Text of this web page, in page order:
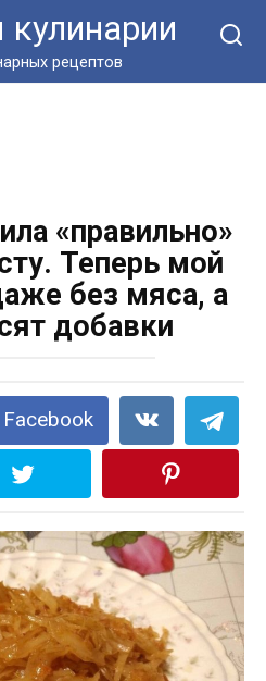
рецептов
«правильно»
Теперь мой
без мяса, а
добавки